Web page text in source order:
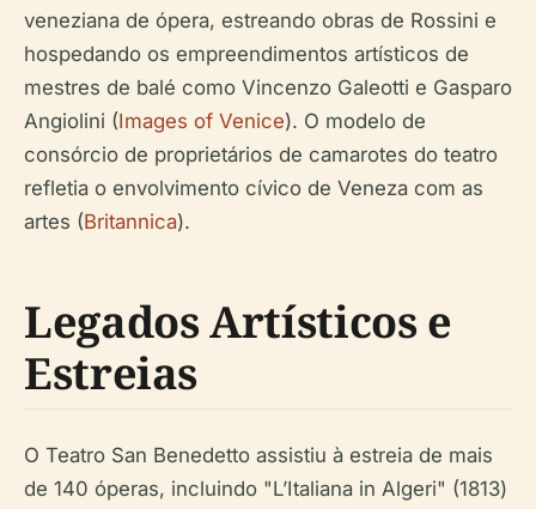
veneziana de ópera, estreando obras de Rossini e
hospedando os empreendimentos artísticos de
mestres de balé como Vincenzo Galeotti e Gasparo
Angiolini (Images of Venice). O modelo de
consórcio de proprietários de camarotes do teatro
refletia o envolvimento cívico de Veneza com as
artes (Britannica).
Legados Artísticos e
Estreias
O Teatro San Benedetto assistiu à estreia de mais
de 140 óperas, incluindo "L’Italiana in Algeri" (1813)